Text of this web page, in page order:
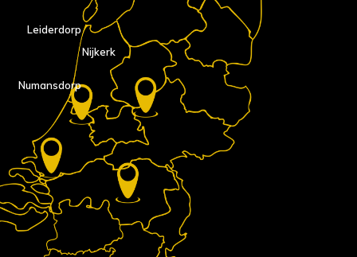
Nijkerk
Numansdorp
Leiderdorp